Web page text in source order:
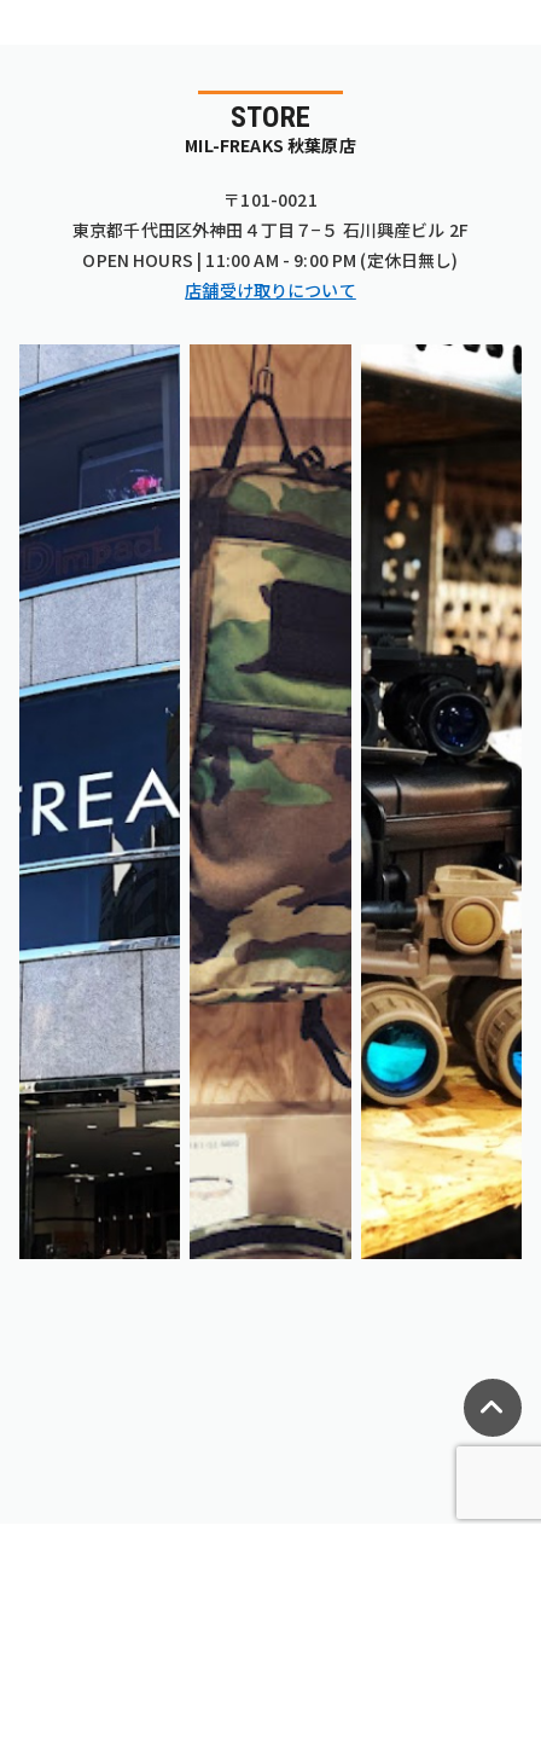
STORE
MIL-FREAKS 秋葉原店
〒101-0021
東京都千代田区外神田４丁目７−５ 石川興産ビル 2F
OPEN HOURS | 11:00 AM - 9:00 PM (定休日無し)
店舗受け取りについて